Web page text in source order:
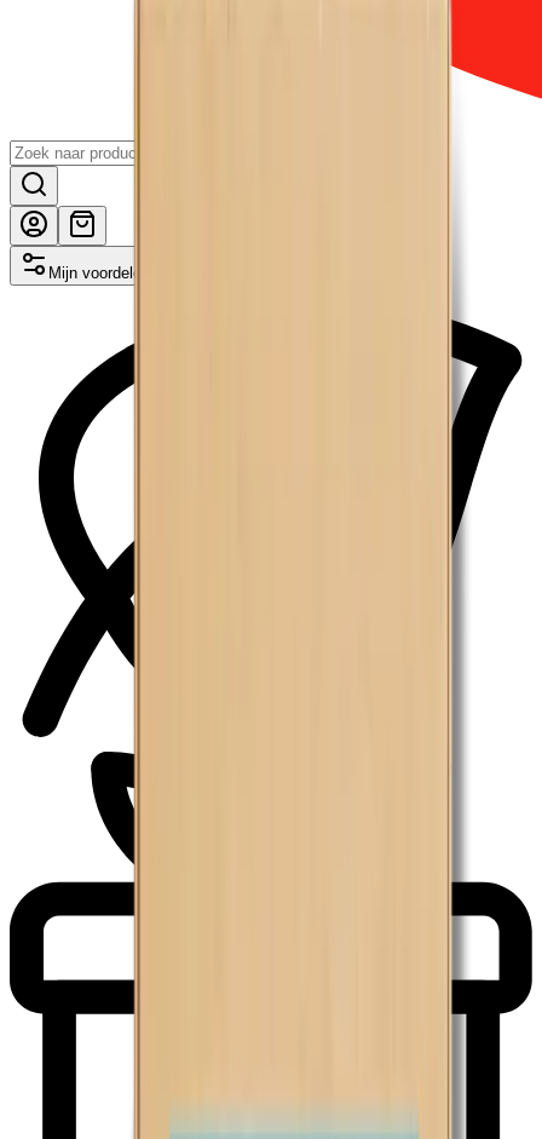
Mijn voordelen activeren